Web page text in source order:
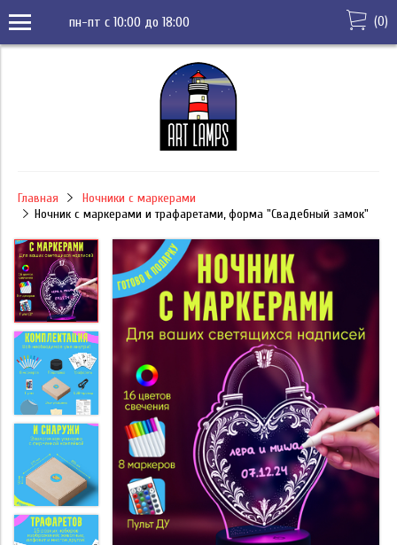
пн-пт с 10:00 до 18:00 (0)
Главная
Ночники с маркерами
Ночник с маркерами и трафаретами, форма "Свадебный замок"